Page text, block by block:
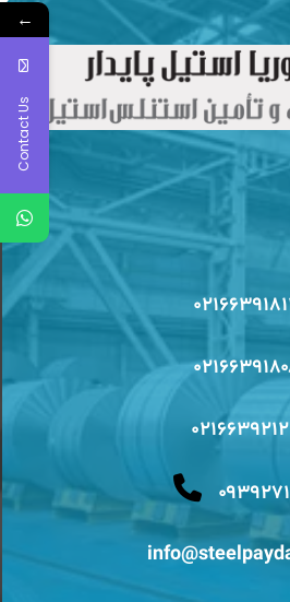
←
Contact Us